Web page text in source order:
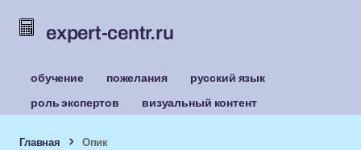
expert-centr.ru
обучение пожелания
русский язык
роль экспертов
визуальный контент
Главная Опик